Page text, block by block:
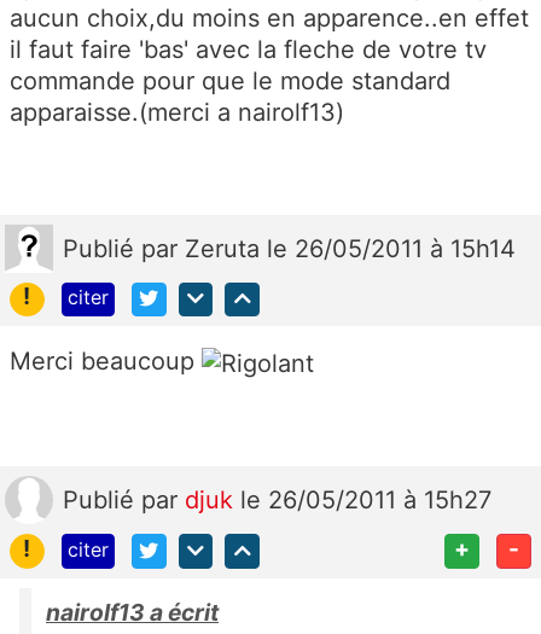
aucun choix,du moins en apparence..en effet
il faut faire 'bas' avec la fleche de votre tv
commande pour que le mode standard
apparaisse.(merci a nairolf13)
Publié par Zeruta le 26/05/2011 à 15h14
!
citer
Merci beaucoup
Publié par djuk le 26/05/2011 à 15h27
!
citer + -
nairolf13 a écrit